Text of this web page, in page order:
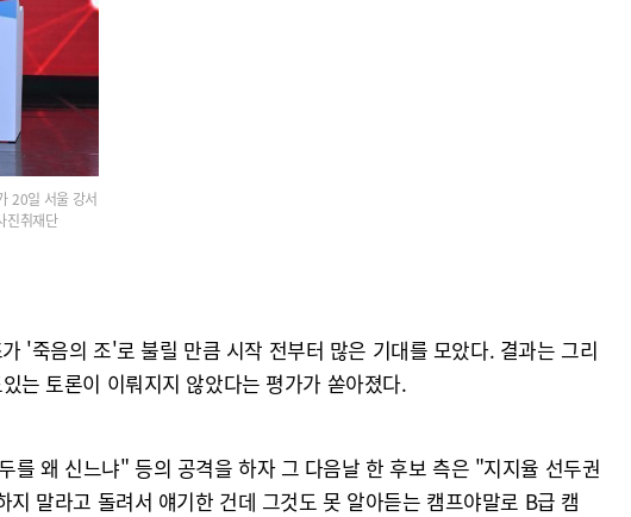
20일 서울 강서
진취재단
'죽음의 조'로 불릴 만큼 시작 전부터 많은 기대를 모았다. 결과는 그리
는 토론이 이뤄지지 않았다는 평가가 쏟아졌다.
왜 신느냐" 등의 공격을 하자 그 다음날 한 후보 측은 "지지율 선두권
말라고 돌려서 얘기한 건데 그것도 못 알아듣는 캠프야말로 B급 캠